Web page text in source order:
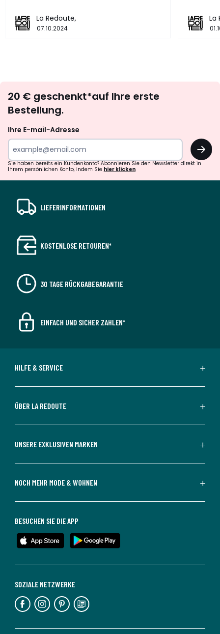
La Redoute,
07.10.2024
La
abonnieren
20 € geschenkt*auf Ihre erste
Bestellung.
Ihre E-mail-Adresse
OK
Sie haben bereits ein Kundenkonto? Abonnieren Sie den Newsletter direkt in
Ihrem persönlichen Konto, indem Sie hier klicken
LIEFERINFORMATIONEN
KOSTENLOSE RETOUREN*
30 TAGE RÜCKGABEGARANTIE
EINFACH UND SICHER ZAHLEN*
HILFE & SERVICE
ÜBER LA REDOUTE
UNSERE EXKLUSIVEN MARKEN
NOCH MEHR MODE & WOHNEN
SOZIALE NETZWERKE
BESUCHEN SIE DIE APP